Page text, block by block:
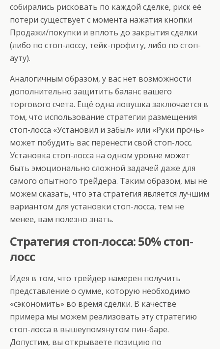
собирались рисковать по каждой сделке, риск её
потери существует с момента нажатия кнопки
Продажи/покупки и вплоть до закрытия сделки
(либо по стоп-лоссу, тейк-профиту, либо по стоп-
ауту).
Аналогичным образом, у вас нет возможности
дополнительно защитить баланс вашего
торгового счета. Ещё одна ловушка заключается в
том, что использование стратегии размещения
стоп-лосса «Установил и забыл» или «Руки прочь»
может побудить вас перенести свой стоп-лосс.
Установка стоп-лосса на одном уровне может
быть эмоционально сложной задачей даже для
самого опытного трейдера. Таким образом, мы не
можем сказать, что эта стратегия является лучшим
вариантом для установки стоп-лосса, тем не
менее, вам полезно знать.
Стратегия стоп-лосса: 50% стоп-
лосс
Идея в том, что трейдер намерен получить
представление о сумме, которую необходимо
«сэкономить» во время сделки. В качестве
примера мы можем реализовать эту стратегию
стоп-лосса в вышеупомянутом пин-баре.
Допустим, вы открываете позицию по